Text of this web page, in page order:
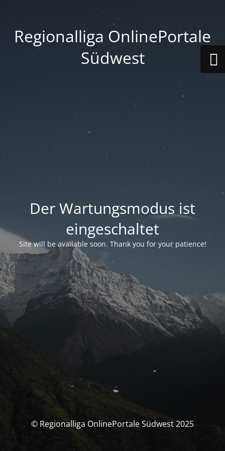
Regionalliga OnlinePortale
Südwest
Der Wartungsmodus ist
eingeschaltet
Site will be available soon. Thank you for your patience!
© Regionalliga OnlinePortale Südwest 2025